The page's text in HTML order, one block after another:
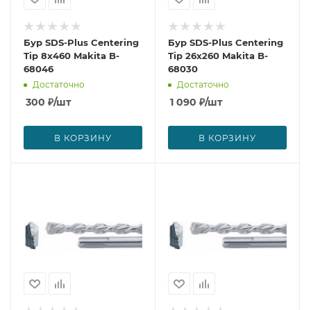
Бур SDS-Plus Centering
Tip 8x460 Makita B-
68046
Достаточно
300 ₽/шт
В КОРЗИНУ
Бур SDS-Plus Centering
Tip 26x260 Makita B-
68030
Достаточно
1 090 ₽/шт
В КОРЗИНУ